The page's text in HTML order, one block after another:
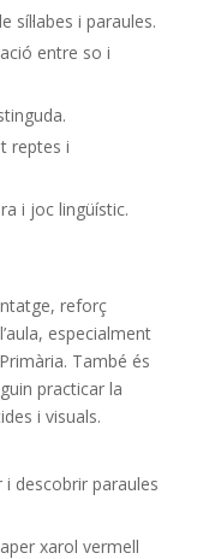
síl·labes i paraules.
entre so i
reptes i
i joc lingüístic.
reforç
especialment
També és
practicar la
i visuals.
i descobrir paraules
xarol vermell